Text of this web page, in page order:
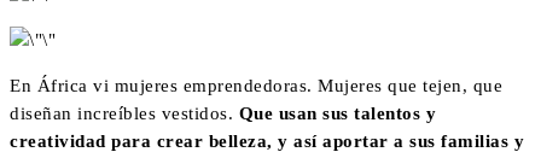
En África vi mujeres emprendedoras. Mujeres que tejen, que
diseñan increíbles vestidos. Que usan sus talentos y
creatividad para crear belleza, y así aportar a sus familias y